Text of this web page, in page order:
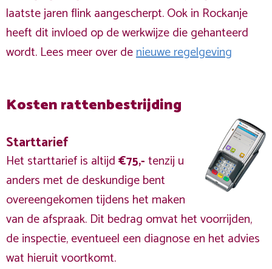
laatste jaren flink aangescherpt. Ook in Rockanje
heeft dit invloed op de werkwijze die gehanteerd
wordt. Lees meer over denieuwe regelgeving
Kosten rattenbestrijding
Starttarief
Het starttarief is altijd€75,-tenzij u
anders met de deskundige bent
overeengekomen tijdens het maken
van de afspraak. Dit bedrag omvat het voorrijden,
de inspectie, eventueel een diagnose en het advies
wat hieruit voortkomt.